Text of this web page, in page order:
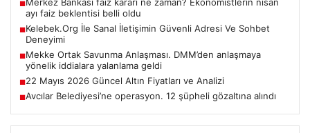
■
ayı faiz beklentisi belli oldu
■Kelebek.Org İle Sanal İletişimin Güvenli Adresi Ve Sohbet
Deneyimi
■Mekke Ortak Savunma Anlaşması. DMM’den anlaşmaya
yönelik iddialara yalanlama geldi
■22 Mayıs 2026 Güncel Altın Fiyatları ve Analizi
■Avcılar Belediyesi’ne operasyon. 12 şüpheli gözaltına alındı